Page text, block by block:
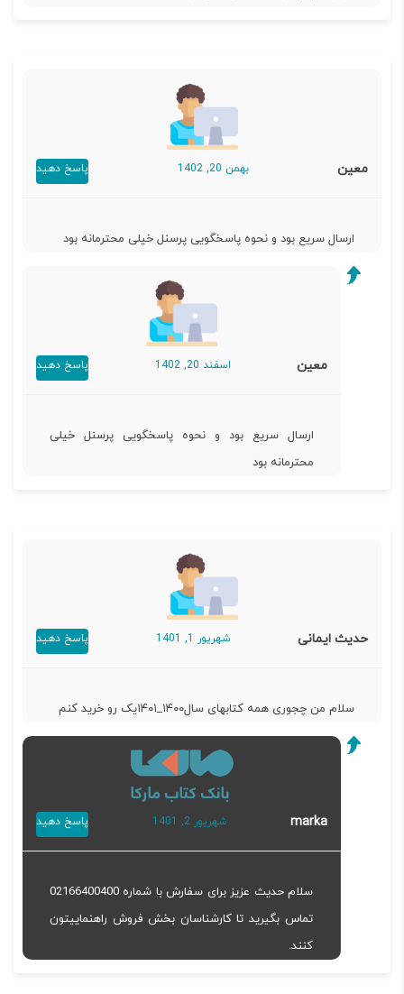
معین بهمن 20, 1402 پاسخ دهید
ارسال سریع بود و نحوه پاسخگویی پرسنل خیلی محترمانه بود
معین اسفند 20, 1402 پاسخ دهید
ارسال سریع بود و نحوه پاسخگویی پرسنل خیلی
محترمانه بود
حدیث ایمانی شهریور 1, 1401 پاسخ دهید
سلام من چجوری همه کتابهای سال۱۴۰۰_۱۴۰۱یک رو خرید کنم
marka شهریور 2, 1401 پاسخ دهید
سلام حدیث عزیز برای سفارش با شماره 02166400400
تماس بگیرید تا کارشناسان بخش فروش راهنماییتون
کنند.